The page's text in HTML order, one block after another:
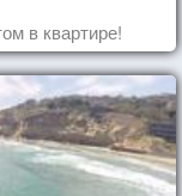
в квартире!